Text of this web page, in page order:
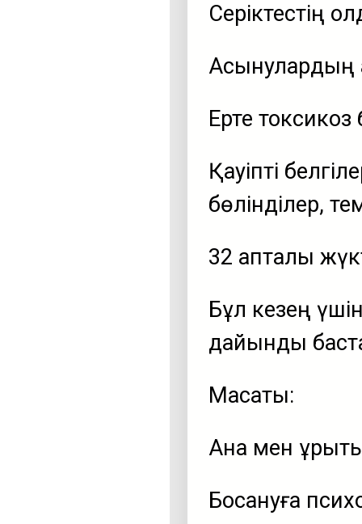
Серіктестің
Ерте токсикоз
Қауіпті
бөлінділер,
32 апталық
Бұл кезең
дайындық
Мақсаты:
Ана мен
Босануға